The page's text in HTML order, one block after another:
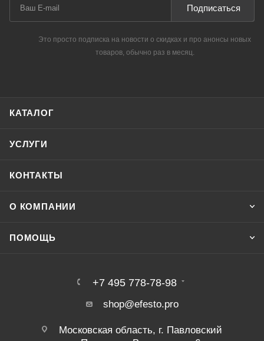
Подписаться
Это просто подписка на новости о скидках и про анонсы новых
товаров, обычно раз в месяц.
КАТАЛОГ
УСЛУГИ
КОНТАКТЫ
О КОМПАНИИ
ПОМОЩЬ
+7 495 778-78-98
shop@efesto.pro
Московская область, г. Павловский